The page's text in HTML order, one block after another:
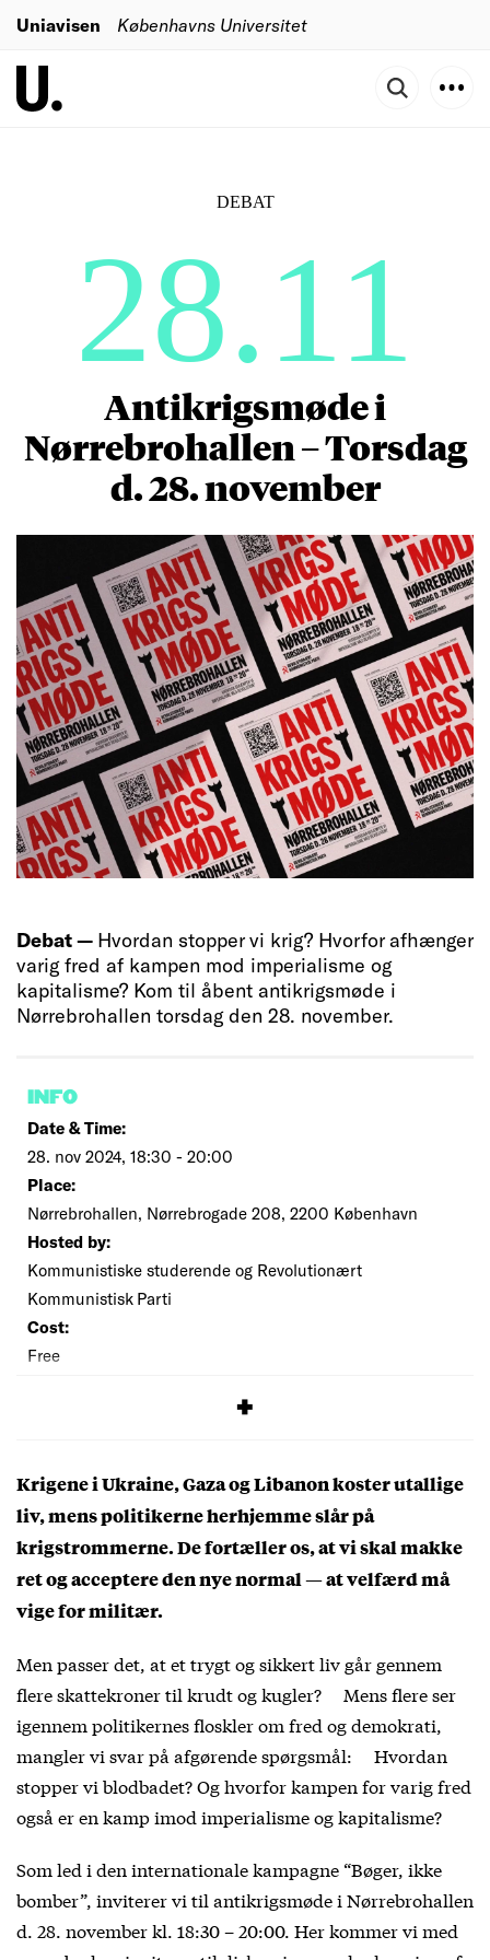
Uniavisen Københavns Universitet
DEBAT
28.11
Antikrigsmøde i
Nørrebrohallen – Torsdag
d. 28. november
Debat — Hvordan stopper vi krig? Hvorfor afhænger
varig fred af kampen mod imperialisme og
kapitalisme? Kom til åbent antikrigsmøde i
Nørrebrohallen torsdag den 28. november.
INFO
Date & Time:
28. nov 2024, 18:30 - 20:00
Place:
Nørrebrohallen, Nørrebrogade 208, 2200 København
Hosted by:
Kommunistiske studerende og Revolutionært
Kommunistisk Parti
Cost:
Free
Krigene i Ukraine, Gaza og Libanon koster utallige
liv, mens politikerne herhjemme slår på
krigstrommerne. De fortæller os, at vi skal makke
ret og acceptere den nye normal — at velfærd må
vige for militær.
Men passer det, at et trygt og sikkert liv går gennem
flere skattekroner til krudt og kugler? Mens flere ser
igennem politikernes floskler om fred og demokrati,
mangler vi svar på afgørende spørgsmål: Hvordan
stopper vi blodbadet? Og hvorfor kampen for varig fred
også er en kamp imod imperialisme og kapitalisme?
Som led i den internationale kampagne “Bøger, ikke
bomber”, inviterer vi til antikrigsmøde i Nørrebrohallen
d. 28. november kl. 18:30 – 20:00. Her kommer vi med